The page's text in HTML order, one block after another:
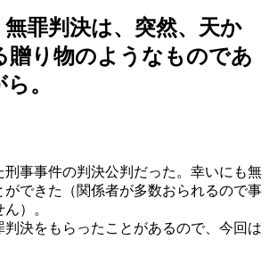
罪判決は、突然、天か
贈り物のようなものであ
。
事事件の判決公判だった。幸いにも無
ができた（関係者が多数おられるので事
）。
決をもらったことがあるので、今回は